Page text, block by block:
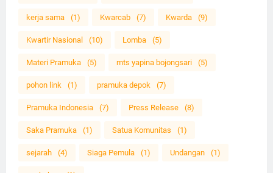
kerja sama (1) Kwarcab (7) Kwarda (9)
Kwartir Nasional (10) Lomba (5)
Materi Pramuka (5) mts yapina bojongsari (5)
pohon link (1) pramuka depok (7)
Pramuka Indonesia (7) Press Release (8)
Saka Pramuka (1) Satua Komunitas (1)
sejarah (4) Siaga Pemula (1) Undangan (1)